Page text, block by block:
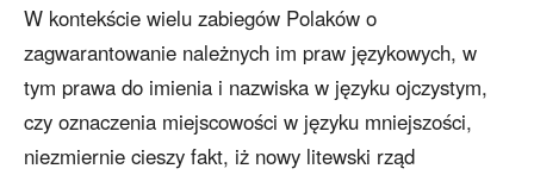
W kontekście wielu zabiegów Polaków o
zagwarantowanie należnych im praw językowych, w
tym prawa do imienia i nazwiska w języku ojczystym,
czy oznaczenia miejscowości w języku mniejszości,
niezmiernie cieszy fakt, iż nowy litewski rząd